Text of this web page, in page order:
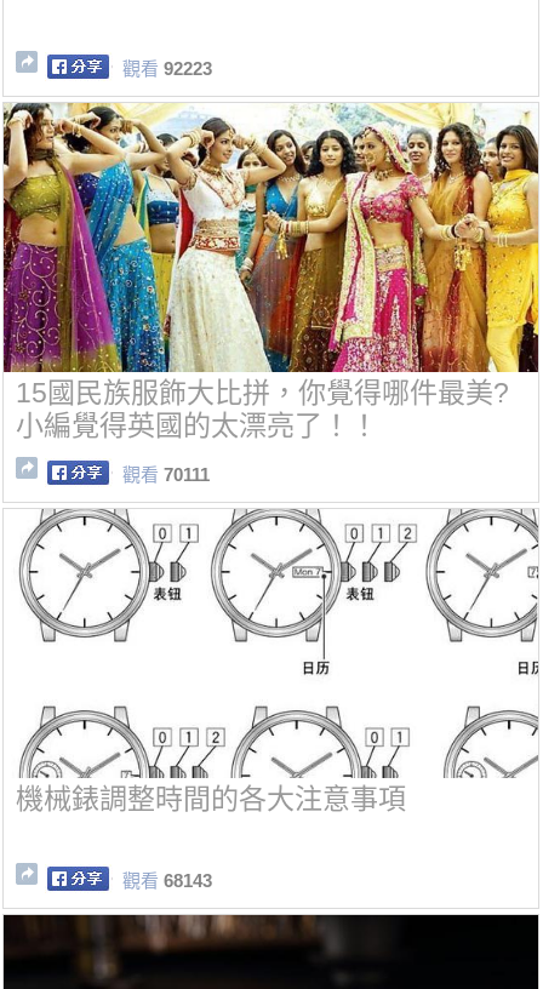
觀看 92223
15國民族服飾大比拼，你覺得哪件最美?
小編覺得英國的太漂亮了！！
觀看 70111
機械錶調整時間的各大注意事項
觀看 68143